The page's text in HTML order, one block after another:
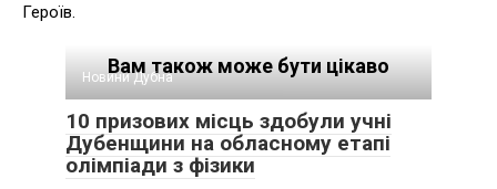
Героїв.
Вам також може бути цікаво
Новини Дубна
10 призових місць здобули учні
Дубенщини на обласному етапі
олімпіади з фізики